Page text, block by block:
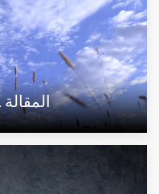
المقالة 2 - معرفة الله